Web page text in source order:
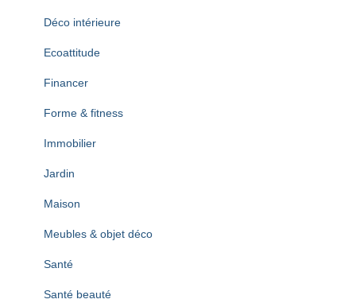
Déco intérieure
Ecoattitude
Financer
Forme & fitness
Immobilier
Jardin
Maison
Meubles & objet déco
Santé
Santé beauté